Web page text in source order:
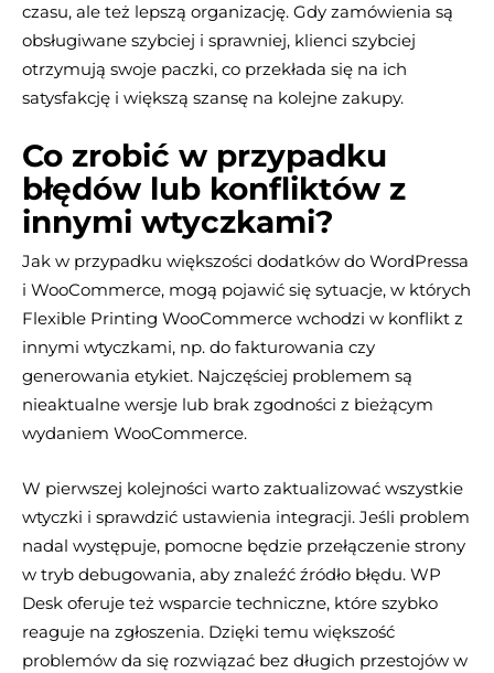
czasu, ale też lepszą organizację. Gdy zamówienia są
obsługiwane szybciej i sprawniej, klienci szybciej
otrzymują swoje paczki, co przekłada się na ich
satysfakcję i większą szansę na kolejne zakupy.
Co zrobić w przypadku
błędów lub konfliktów z
innymi wtyczkami?
Jak w przypadku większości dodatków do WordPressa
i WooCommerce, mogą pojawić się sytuacje, w których
Flexible Printing WooCommerce wchodzi w konflikt z
innymi wtyczkami, np. do fakturowania czy
generowania etykiet. Najczęściej problemem są
nieaktualne wersje lub brak zgodności z bieżącym
wydaniem WooCommerce.
W pierwszej kolejności warto zaktualizować wszystkie
wtyczki i sprawdzić ustawienia integracji. Jeśli problem
nadal występuje, pomocne będzie przełączenie strony
w tryb debugowania, aby znaleźć źródło błędu. WP
Desk oferuje też wsparcie techniczne, które szybko
reaguje na zgłoszenia. Dzięki temu większość
problemów da się rozwiązać bez długich przestojów w